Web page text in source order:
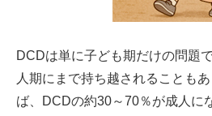
DCDは単に子ども期だけの問題
人期にまで持ち越されることも
ば、DCDの約30～70％が成人に